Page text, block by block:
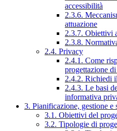
accessibilità
2.3.6.
attuazione
2.3.7. Obiettivi
2.3.8.
2.4. Privacy
2.4.1. Come
progettazione
2.4.2. Richiedi
2.4.3. Le basi
informativa
3. Pianificazione, gestione e
3.1. Obiettivi del
3.2. Tipologie di